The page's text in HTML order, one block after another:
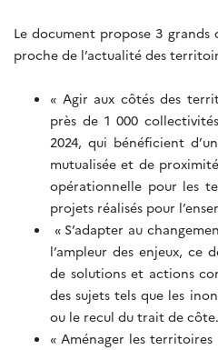
Le document propose 3 grands
proche de l’actualité des
« Agir aux côtés des
près de 1 000
2024, qui bénéficient
mutualisée et de
opérationnelle pour les
projets réalisés pour
« S’adapter au
l’ampleur des enjeux, ce
de solutions et actions
des sujets tels que les
ou le recul du trait de côte.
« Aménager les